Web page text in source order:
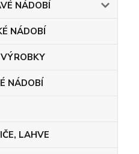
NÁDOBÍ
NÁDOBÍ
NÁDOBÍ
LAHVE